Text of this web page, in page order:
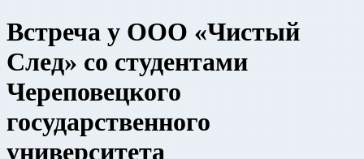
Встреча у ООО «Чистый
След» со студентами
Череповецкого
государственного
университета